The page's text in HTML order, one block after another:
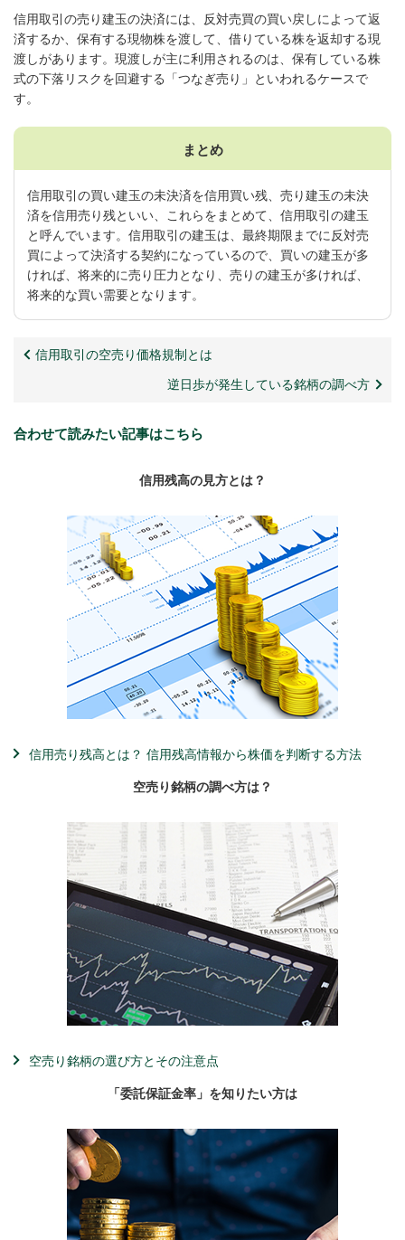
信用取引の売り建玉の決済には、反対売買の買い戻しによって返
済するか、保有する現物株を渡して、借りている株を返却する現
渡しがあります。現渡しが主に利用されるのは、保有している株
式の下落リスクを回避する「つなぎ売り」といわれるケースで
す。
まとめ
信用取引の買い建玉の未決済を信用買い残、売り建玉の未決
済を信用売り残といい、これらをまとめて、信用取引の建玉
と呼んでいます。信用取引の建玉は、最終期限までに反対売
買によって決済する契約になっているので、買いの建玉が多
ければ、将来的に売り圧力となり、売りの建玉が多ければ、
将来的な買い需要となります。
信用取引の空売り価格規制とは
逆日歩が発生している銘柄の調べ方
合わせて読みたい記事はこちら
信用残高の見方とは？
信用売り残高とは？ 信用残高情報から株価を判断する方法
空売り銘柄の調べ方は？
空売り銘柄の選び方とその注意点
「委託保証金率」を知りたい方は